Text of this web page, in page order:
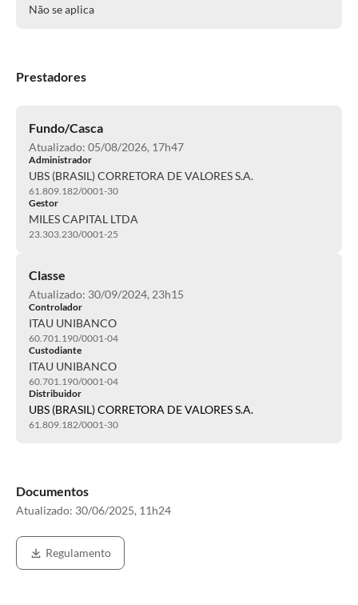
Não se aplica
Prestadores
Fundo/Casca
Atualizado: 05/08/2026, 17h47
Administrador
UBS (BRASIL) CORRETORA DE VALORES S.A.
61.809.182/0001-30
Gestor
MILES CAPITAL LTDA
23.303.230/0001-25
Classe
Atualizado: 30/09/2024, 23h15
Controlador
ITAU UNIBANCO
60.701.190/0001-04
Custodiante
ITAU UNIBANCO
60.701.190/0001-04
Distribuidor
UBS (BRASIL) CORRETORA DE VALORES S.A.
61.809.182/0001-30
Documentos
Atualizado: 30/06/2025, 11h24
Regulamento